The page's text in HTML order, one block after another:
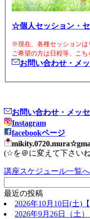
☆個人セッション・
※現在、各種セッションは
ご希望の方は日程等、こち
お問い合わせ・メ
お問い合わせ・メッ
Instagram
facebookページ
(☆を＠に変えて下さい
講座スケジュール一覧へ
最近の投稿
2026年10月10日(土)
2026年9月26日（土